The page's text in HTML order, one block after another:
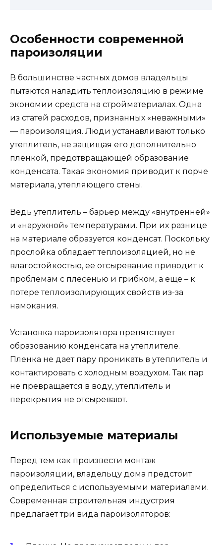
Особенности современной
пароизоляции
В большинстве частных домов владельцы
пытаются наладить теплоизоляцию в режиме
экономии средств на стройматериалах. Одна
из статей расходов, признанных «неважными»
— пароизоляция. Люди устанавливают только
утеплитель, не защищая его дополнительно
пленкой, предотвращающей образование
конденсата. Такая экономия приводит к порче
материала, утепляющего стены.
Ведь утеплитель – барьер между «внутренней»
и «наружной» температурами. При их разнице
на материале образуется конденсат. Поскольку
прослойка обладает теплоизоляцией, но не
влагостойкостью, ее отсыревание приводит к
проблемам с плесенью и грибком, а еще – к
потере теплоизолирующих свойств из-за
намокания.
Установка пароизолятора препятствует
образованию конденсата на утеплителе.
Пленка не дает пару проникать в утеплитель и
контактировать с холодным воздухом. Так пар
не превращается в воду, утеплитель и
перекрытия не отсыревают.
Используемые материалы
Перед тем как произвести монтаж
пароизоляции, владельцу дома предстоит
определиться с используемыми материалами.
Современная строительная индустрия
предлагает три вида пароизоляторов: